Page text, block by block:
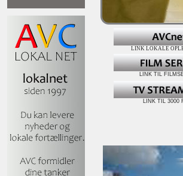
LINK LOKALE
LINK TIL
LINK TIL 3000